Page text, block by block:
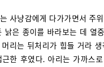
사냥감에게 다가가면서 주
낡은 종이를 바라보는 데 열
머리는 뒤처리가 힘들 거라
근한 후였다. 아리는 가까스